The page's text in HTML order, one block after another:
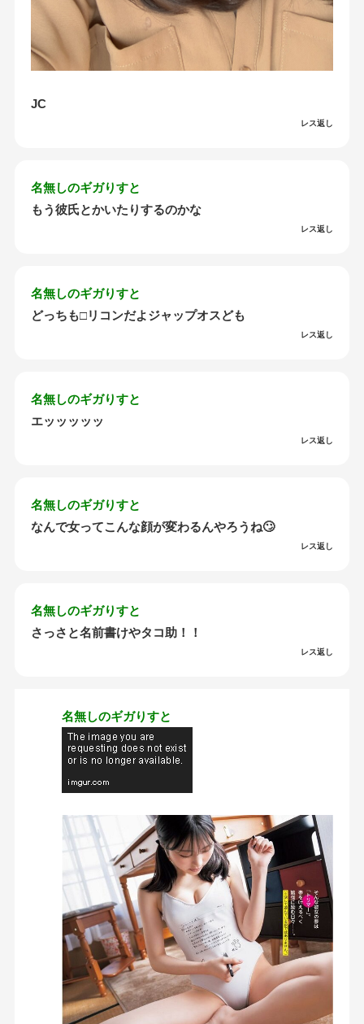
JC
レス返し
名無しのギガりすと
もう彼氏とかいたりするのかな
レス返し
名無しのギガりすと
どっちも□リコンだよジャップオスども
レス返し
名無しのギガりすと
エッッッッッ
レス返し
名無しのギガりすと
なんで女ってこんな顔が変わるんやろうね🙄
レス返し
名無しのギガりすと
さっさと名前書けやタコ助！！
レス返し
名無しのギガりすと